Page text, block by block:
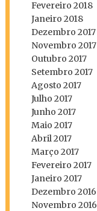
Fevereiro 2018
Janeiro 2018
Dezembro 2017
Novembro 2017
Outubro 2017
Setembro 2017
Agosto 2017
Julho 2017
Junho 2017
Maio 2017
Abril 2017
Março 2017
Fevereiro 2017
Janeiro 2017
Dezembro 2016
Novembro 2016